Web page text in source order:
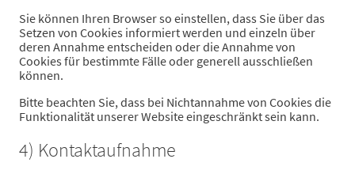
Sie können Ihren Browser so einstellen, dass Sie über das
Setzen von Cookies informiert werden und einzeln über
deren Annahme entscheiden oder die Annahme von
Cookies für bestimmte Fälle oder generell ausschließen
können.
Bitte beachten Sie, dass bei Nichtannahme von Cookies die
Funktionalität unserer Website eingeschränkt sein kann.
4) Kontaktaufnahme